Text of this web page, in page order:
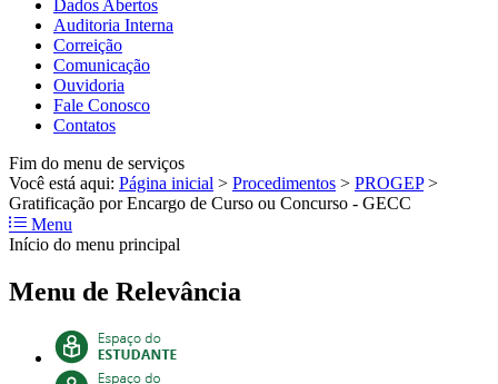
Dados Abertos
Auditoria Interna
Correição
Comunicação
Ouvidoria
Fale Conosco
Contatos
Fim do menu de serviços
Você está aqui: Página inicial > Procedimentos > PROGEP >
Gratificação por Encargo de Curso ou Concurso - GECC
Menu
Início do menu principal
Menu de Relevância